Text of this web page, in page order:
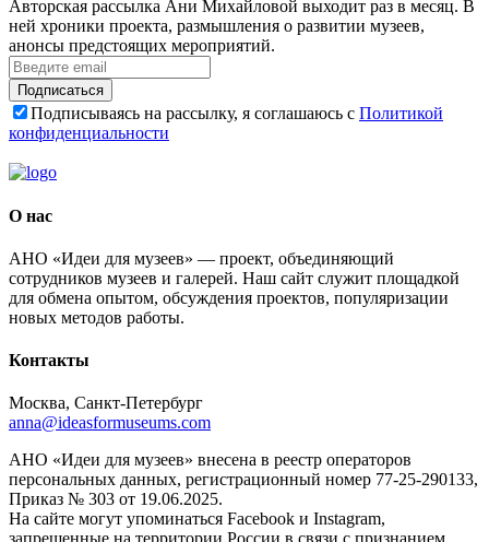
Авторская рассылка Ани Михайловой выходит раз в месяц. В
ней хроники проекта, размышления о развитии музеев,
анонсы предстоящих мероприятий.
Подписаться
Подписываясь на рассылку, я соглашаюсь с Политикой
конфиденциальности
О нас
АНО «Идеи для музеев» — проект, объединяющий
сотрудников музеев и галерей. Наш сайт служит площадкой
для обмена опытом, обсуждения проектов, популяризации
новых методов работы.
Контакты
Москва, Санкт-Петербург
anna@ideasformuseums.com
АНО «Идеи для музеев» внесена в реестр операторов
персональных данных, регистрационный номер 77-25-290133,
Приказ № 303 от 19.06.2025.
На сайте могут упоминаться Facebook и Instagram,